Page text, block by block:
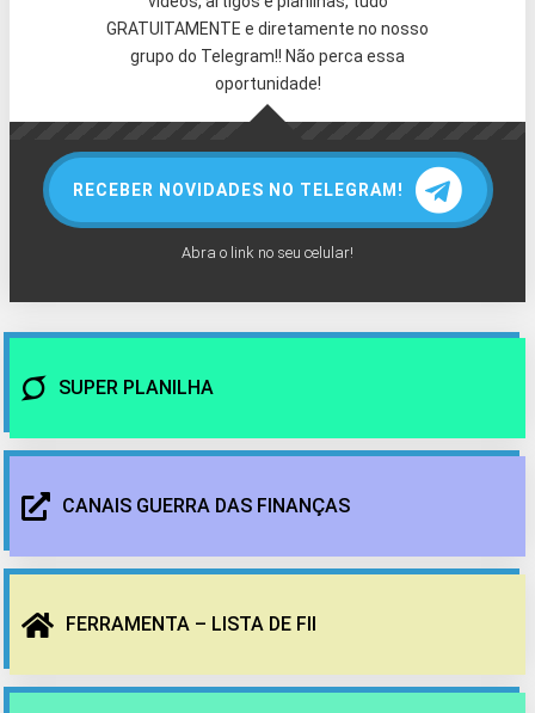
GRATUITAMENTE e diretamente no nosso
grupo do Telegram!! Não perca essa
oportunidade!
RECEBER NOVIDADES NO TELEGRAM!
Abra o link no seu celular!
SUPER PLANILHA
CANAIS GUERRA DAS FINANÇAS
FERRAMENTA – LISTA DE FII